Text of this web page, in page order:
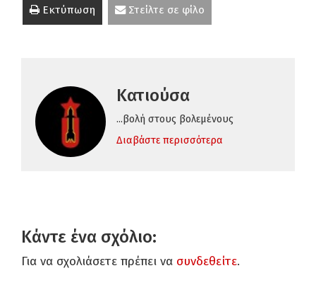
Εκτύπωση Στείλτε σε φίλο
Κατιούσα
...βολή στους βολεμένους
Διαβάστε περισσότερα
Κάντε ένα σχόλιο:
Για να σχολιάσετε πρέπει να συνδεθείτε.